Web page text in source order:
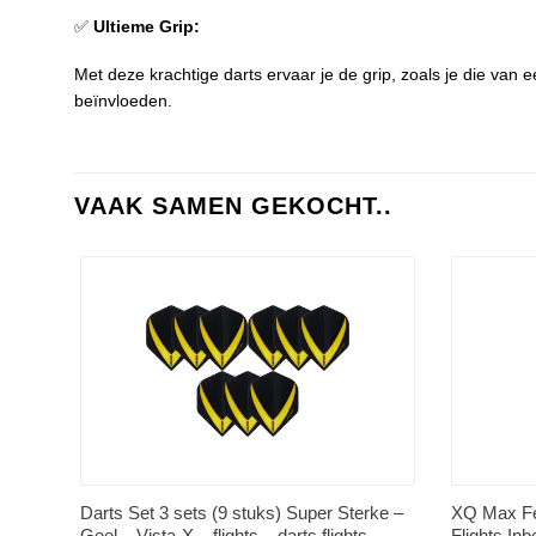
✅ Ultieme Grip:
Met deze krachtige darts ervaar je de grip, zoals je die van
beïnvloeden.
VAAK SAMEN GEKOCHT..
Darts Set 3 sets (9 stuks) Super Sterke –
XQ Max